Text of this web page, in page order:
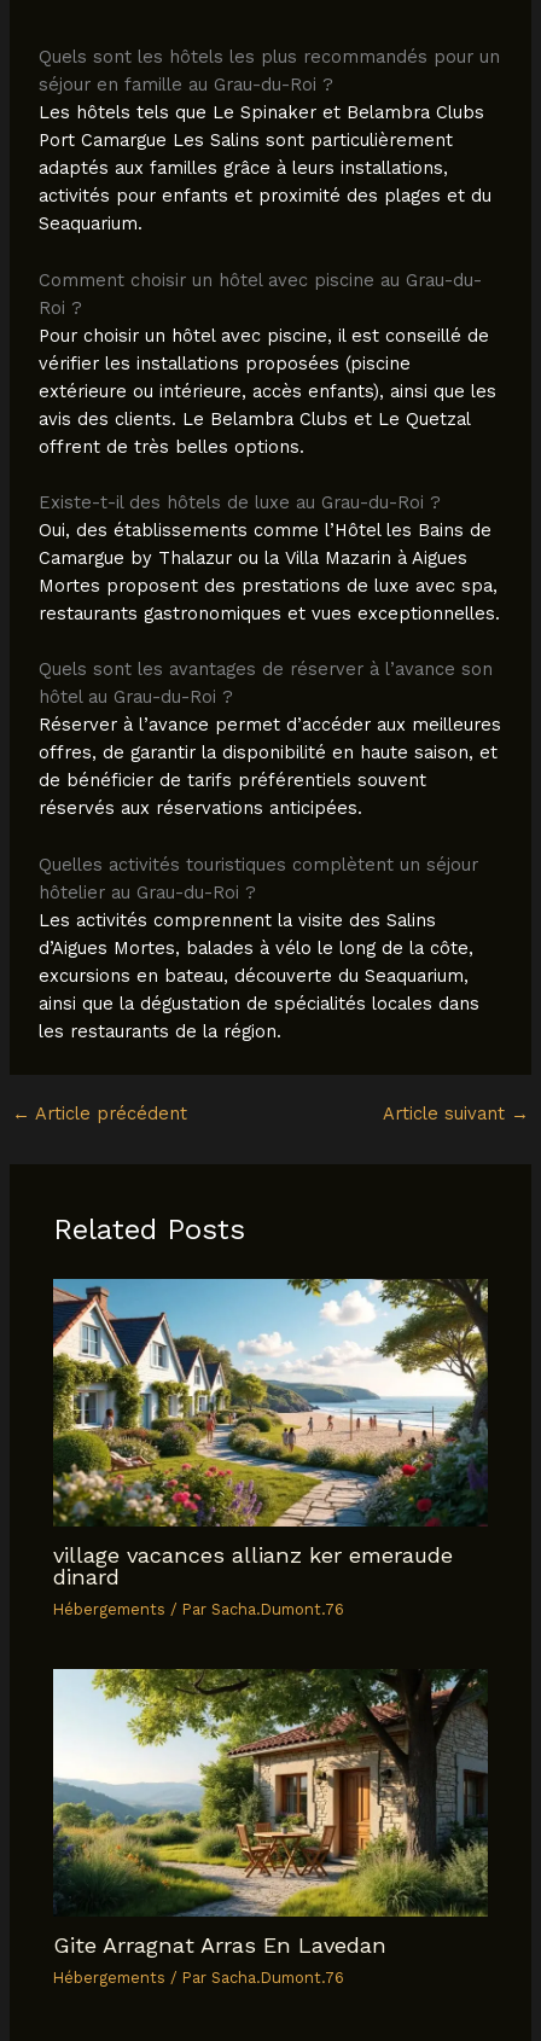
Quels sont les hôtels les plus recommandés pour un
séjour en famille au Grau-du-Roi ?
Les hôtels tels que Le Spinaker et Belambra Clubs
Port Camargue Les Salins sont particulièrement
adaptés aux familles grâce à leurs installations,
activités pour enfants et proximité des plages et du
Seaquarium.
Comment choisir un hôtel avec piscine au Grau-du-
Roi ?
Pour choisir un hôtel avec piscine, il est conseillé de
vérifier les installations proposées (piscine
extérieure ou intérieure, accès enfants), ainsi que les
avis des clients. Le Belambra Clubs et Le Quetzal
offrent de très belles options.
Existe-t-il des hôtels de luxe au Grau-du-Roi ?
Oui, des établissements comme l’Hôtel les Bains de
Camargue by Thalazur ou la Villa Mazarin à Aigues
Mortes proposent des prestations de luxe avec spa,
restaurants gastronomiques et vues exceptionnelles.
Quels sont les avantages de réserver à l’avance son
hôtel au Grau-du-Roi ?
Réserver à l’avance permet d’accéder aux meilleures
offres, de garantir la disponibilité en haute saison, et
de bénéficier de tarifs préférentiels souvent
réservés aux réservations anticipées.
Quelles activités touristiques complètent un séjour
hôtelier au Grau-du-Roi ?
Les activités comprennent la visite des Salins
d’Aigues Mortes, balades à vélo le long de la côte,
excursions en bateau, découverte du Seaquarium,
ainsi que la dégustation de spécialités locales dans
les restaurants de la région.
← Article précédent Article suivant →
Related Posts
village vacances allianz ker emeraude
dinard
Hébergements / ParSacha.Dumont.76
Gite Arragnat Arras En Lavedan
Hébergements / ParSacha.Dumont.76